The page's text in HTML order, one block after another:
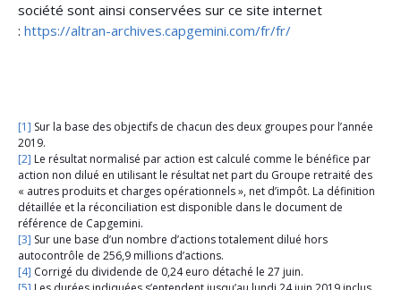
société sont ainsi conservées sur ce site internet
: https://altran-archives.capgemini.com/fr/fr/
[1] Sur la base des objectifs de chacun des deux groupes pour l’année
2019.
[2] Le résultat normalisé par action est calculé comme le bénéfice par
action non dilué en utilisant le résultat net part du Groupe retraité des
« autres produits et charges opérationnels », net d’impôt. La définition
détaillée et la réconciliation est disponible dans le document de
référence de Capgemini.
[3] Sur une base d’un nombre d’actions totalement dilué hors
autocontrôle de 256,9 millions d’actions.
[4] Corrigé du dividende de 0,24 euro détaché le 27 juin.